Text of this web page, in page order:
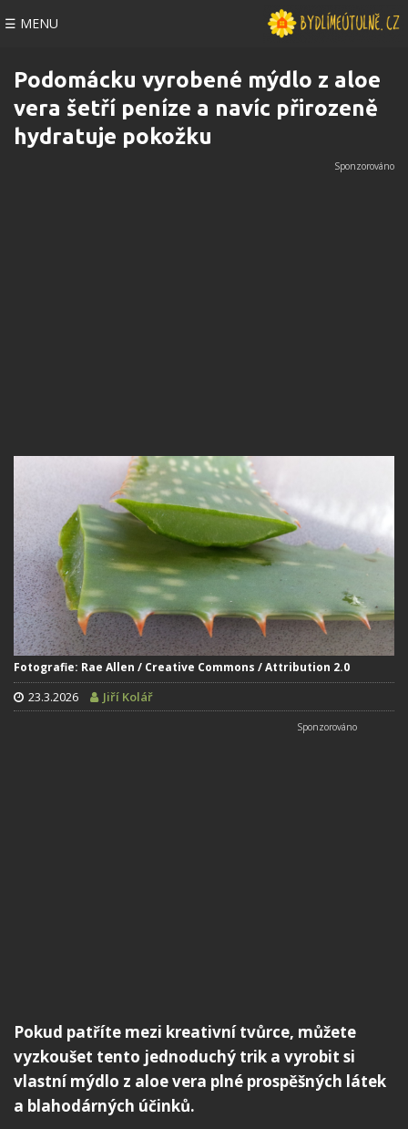
☰ MENU
Podomácku vyrobené mýdlo z aloe
vera šetří peníze a navíc přirozeně
hydratuje pokožku
Fotografie: Rae Allen / Creative Commons / Attribution 2.0
23.3.2026 Jiří Kolář
Pokud patříte mezi kreativní tvůrce, můžete
vyzkoušet tento jednoduchý trik a vyrobit si
vlastní mýdlo z aloe vera plné prospěšných látek
a blahodárných účinků.